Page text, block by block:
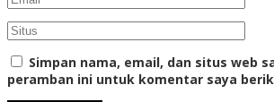
Simpan nama, email, dan situs web
peramban ini untuk komentar saya